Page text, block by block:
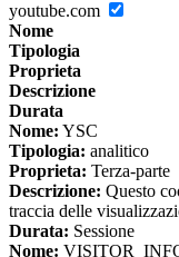
youtube.com
Nome
Tipologia
Proprieta
Descrizione
Durata
Nome: YSC
Tipologia: analitico
Proprieta: Terza-parte
Descrizione: Questo
traccia delle
Durata: Sessione
Nome: